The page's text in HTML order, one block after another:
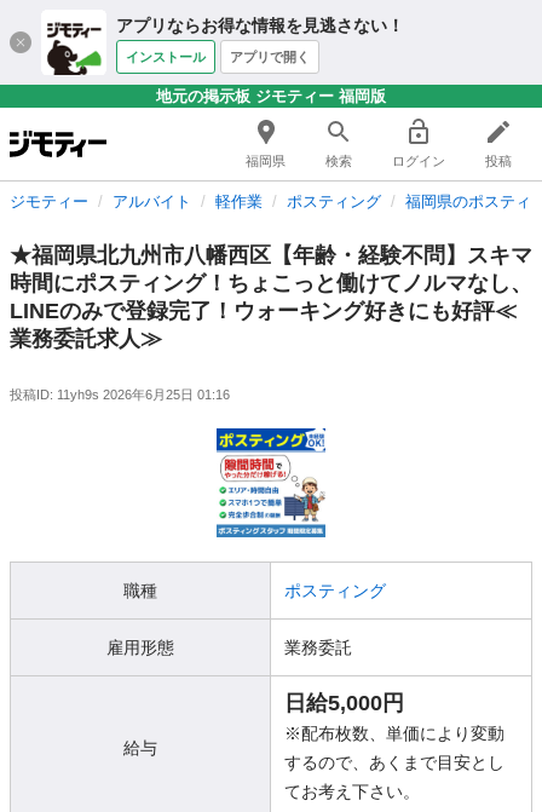
アプリならお得な情報を見逃さない！
インストール アプリで開く
地元の掲示板 ジモティー 福岡版
福岡県 検索 ログイン 投稿
ジモティー アルバイト 軽作業 ポスティング 福岡県のポスティ
★福岡県北九州市八幡西区【年齢・経験不問】スキマ
時間にポスティング！ちょこっと働けてノルマなし、
LINEのみで登録完了！ウォーキング好きにも好評≪
業務委託求人≫
投稿ID: 11yh9s 2026年6月25日 01:16
職種 ポスティング
雇用形態 業務委託
給与
日給5,000円
※配布枚数、単価により変動
するので、あくまで目安とし
てお考え下さい。